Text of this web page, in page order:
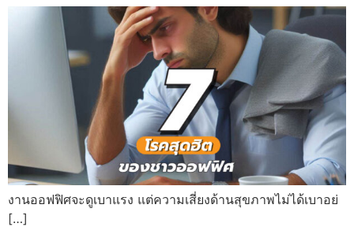
งานออฟฟิศจะดูเบาแรง แต่ความเสี่ยงด้านสุขภาพไม่ได้เบาอย่
[…]